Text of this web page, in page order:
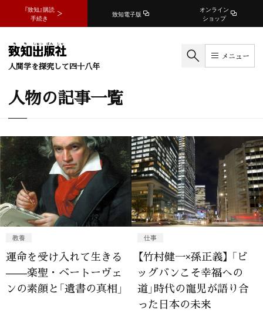
『致知』購読
手続き
致知電子版
オンライン
ショップ
人間学を探究して四十八年
メニュー
人物の記事一覧
教養
運命を受け入れて生きる
——楽聖・ベートーヴェ
ンの素顔と「遺書の真相」
仕事
【竹村健一×孫正義】 「ビ
ッグバンこそ幸福への
道」時代の寵児が語り合
った日本の未来